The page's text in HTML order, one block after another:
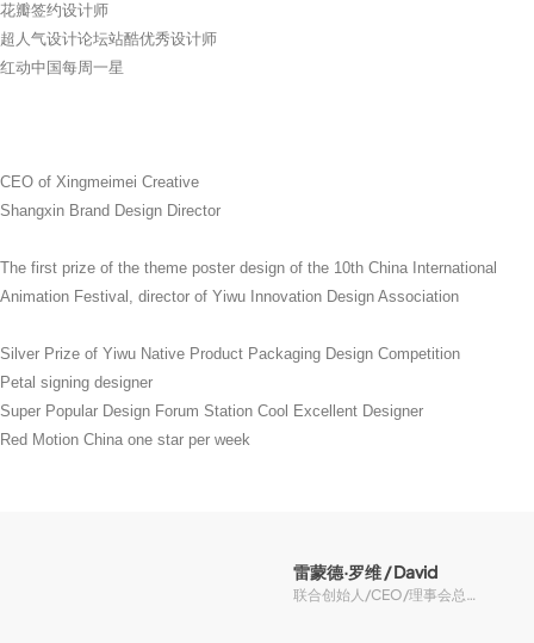
花瓣签约设计师
超人气设计论坛站酷优秀设计师
红动中国每周一星
CEO of Xingmeimei Creative
Shangxin Brand Design Director
The first prize of the theme poster design of the 10th China International
Animation Festival, director of Yiwu Innovation Design Association
Silver Prize of Yiwu Native Product Packaging Design Competition
Petal signing designer
Super Popular Design Forum Station Cool Excellent Designer
Red Motion China one star per week
雷蒙德·罗维 / David
联合创始人/CEO/理事会总监
核心业务